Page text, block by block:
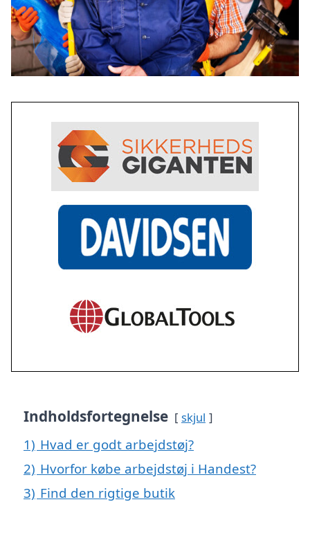
Indholdsfortegnelse skjul
1) Hvad er godt arbejdstøj?
2) Hvorfor købe arbejdstøj i Handest?
3) Find den rigtige butik